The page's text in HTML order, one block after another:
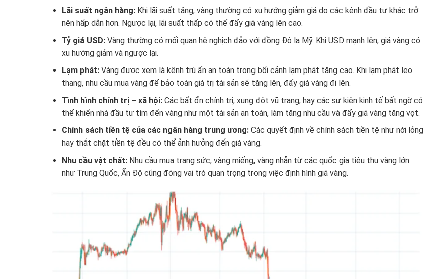
Lãi suất ngân hàng:Khi lãi suất tăng, vàng thường có xu hướng giảm giá do các kênh đầu tư khác trở
nên hấp dẫn hơn. Ngược lại, lãi suất thấp có thể đẩy giá vàng lên cao.
Tỷ giá USD:Vàng thường có mối quan hệ nghịch đảo với đồng Đô la Mỹ. Khi USD mạnh lên, giá vàng có
xu hướng giảm và ngược lại.
Lạm phát:Vàng được xem là kênh trú ẩn an toàn trong bối cảnh lạm phát tăng cao. Khi lạm phát leo
thang, nhu cầu mua vàng để bảo toàn giá trị tài sản sẽ tăng lên, đẩy giá vàng đi lên.
Tình hình chính trị – xã hội:Các bất ổn chính trị, xung đột vũ trang, hay các sự kiện kinh tế bất ngờ có
thể khiến nhà đầu tư tìm đến vàng như một tài sản an toàn, làm tăng nhu cầu và đẩy giá vàng tăng vọt.
Chính sách tiền tệ của các ngân hàng trung ương:Các quyết định về chính sách tiền tệ như nới lỏng
hay thắt chặt tiền tệ đều có thể ảnh hưởng đến giá vàng.
Nhu cầu vật chất:Nhu cầu mua trang sức, vàng miếng, vàng nhẫn từ các quốc gia tiêu thụ vàng lớn
như Trung Quốc, Ấn Độ cũng đóng vai trò quan trọng trong việc định hình giá vàng.